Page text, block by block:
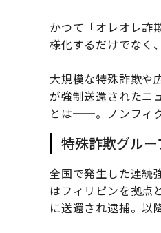
かつて「オレオレ詐
様化するだけでなく
大規模な特殊詐欺や
が強制送還されたニ
とは──。ノンフィ
特殊詐欺グル
全国で発生した連続
はフィリピンを拠点
に送還され逮捕。以